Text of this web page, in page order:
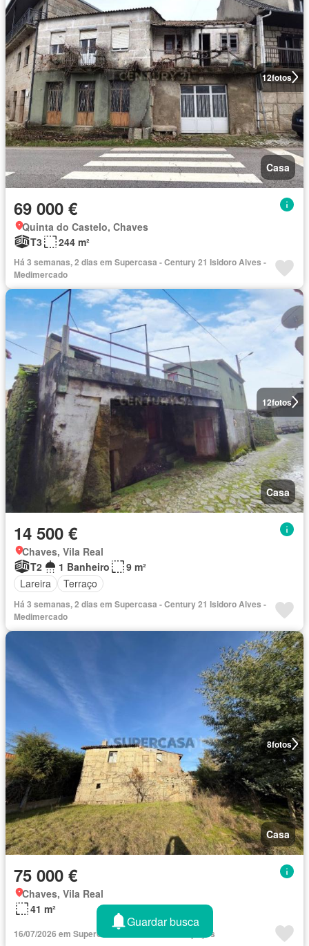
12fotos
Casa
69 000 €
Quinta do Castelo, Chaves
T3
244 m²
Há 3 semanas, 2 dias em Supercasa - Century 21 Isidoro Alves -
Medimercado
12fotos
Casa
14 500 €
Chaves, Vila Real
T2
1 Banheiro
9 m²
Lareira
Terraço
Há 3 semanas, 2 dias em Supercasa - Century 21 Isidoro Alves -
Medimercado
8fotos
Casa
75 000 €
Chaves, Vila Real
41 m²
16/07/2026 em Supercasa - ERA Chaves / Valpaços
Guardar busca